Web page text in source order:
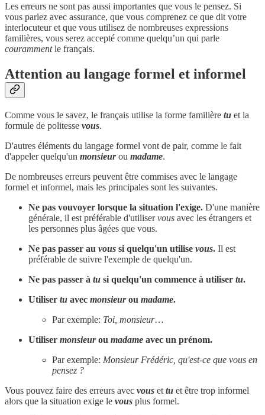
Les erreurs ne sont pas aussi importantes que vous le pensez. Si
vous parlez avec assurance, que vous comprenez ce que dit votre
interlocuteur et que vous utilisez de nombreuses expressions
familières, vous serez accepté comme quelqu’un qui parle
courammentle français.
Attention au langage formel et informel
Comme vous le savez, le français utilise la forme familière tu et la
formule de politesse vous.
D'autres éléments du langage formel vont de pair, comme le fait
d'appeler quelqu'un monsieurou madame.
De nombreuses erreurs peuvent être commises avec le langage
formel et informel, mais les principales sont les suivantes.
Ne pas vouvoyer lorsque la situation l'exige. D'une manière
générale, il est préférable d'utiliservous avec les étrangers et
les personnes plus âgées que vous.
Ne pas passer au vous si quelqu'un utilise vous. Il est
préférable de suivre l'exemple de quelqu'un.
Ne pas passer à tu si quelqu'un commence à utiliser tu.
Utiliser tu avec monsieurou madame.
Par exemple: Toi, monsieur…
Utiliser monsieurou madame avec un prénom.
Par exemple: Monsieur Frédéric, qu'est-ce que vous en
pensez ?
Vous pouvez faire des erreurs avec vous et tu et être trop informel
alors que la situation exige le vous plus formel.